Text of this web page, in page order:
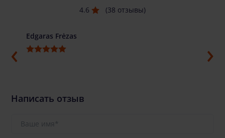
4.6 (38 отзывы)
Edgaras Frėzas
Написать отзыв